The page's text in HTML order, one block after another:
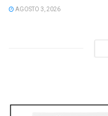
AGOSTO 3, 2026